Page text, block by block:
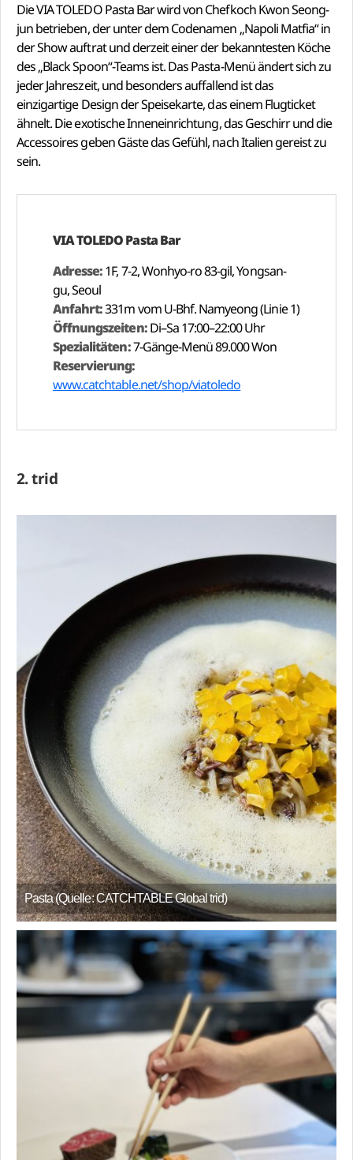
Die VIA TOLEDO Pasta Bar wird von Chefkoch Kwon Seong-
jun betrieben, der unter dem Codenamen „Napoli Matfia“ in
der Show auftrat und derzeit einer der bekanntesten Köche
des „Black Spoon“-Teams ist. Das Pasta-Menü ändert sich zu
jeder Jahreszeit, und besonders auffallend ist das
einzigartige Design der Speisekarte, das einem Flugticket
ähnelt. Die exotische Inneneinrichtung, das Geschirr und die
Accessoires geben Gäste das Gefühl, nach Italien gereist zu
sein.
VIA TOLEDO Pasta Bar
Adresse:1F, 7-2, Wonhyo-ro 83-gil, Yongsan-
gu, Seoul
Anfahrt:331m vom U-Bhf. Namyeong (Linie 1)
Öffnungszeiten:Di–Sa 17:00–22:00 Uhr
Spezialitäten:7-Gänge-Menü 89.000 Won
Reservierung:
www.catchtable.net/shop/viatoledo
2. trid
Pasta (Quelle: CATCHTABLE Global trid)